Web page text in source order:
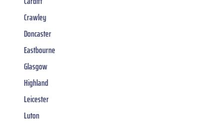
Crawley
Doncaster
Eastbourne
Glasgow
Highland
Leicester
Luton